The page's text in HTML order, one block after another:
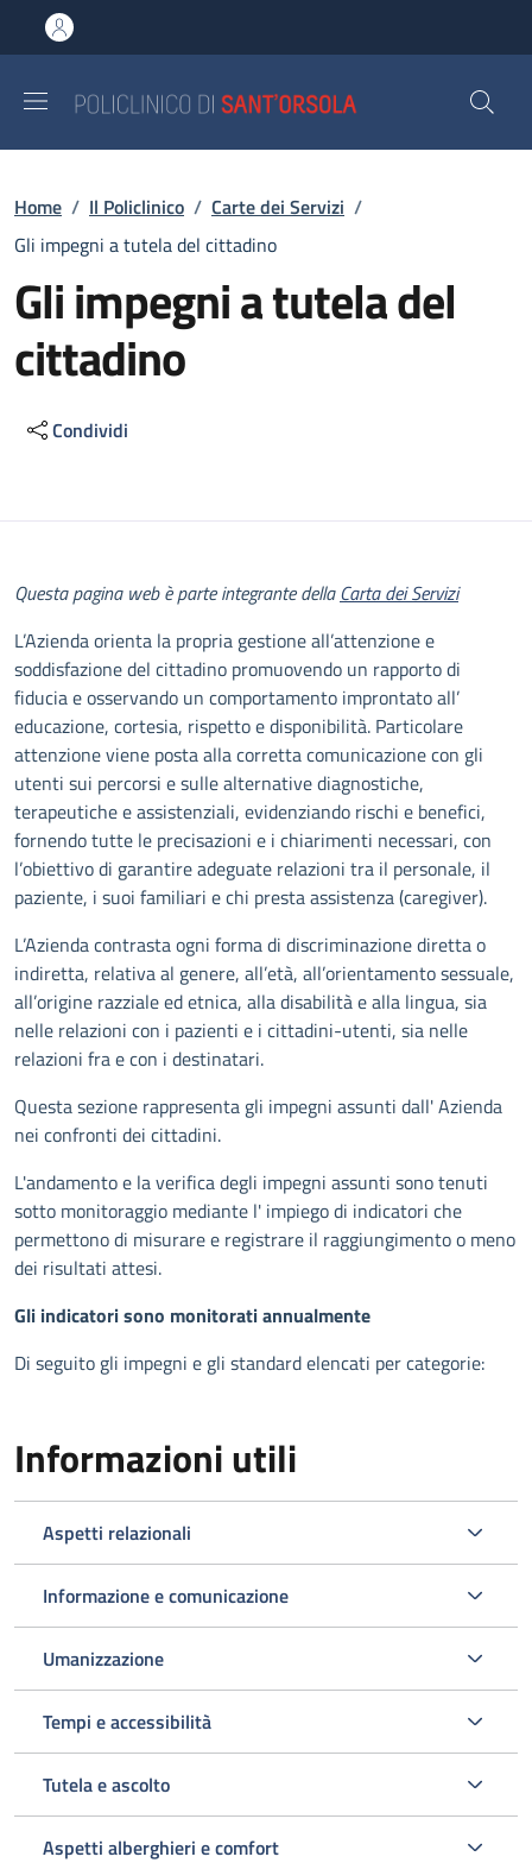
al contenuto principale
to footer content
Briciole di pane
Home / Il Policlinico / Carte dei Servizi /
Gli impegni a tutela del cittadino
Gli impegni a tutela del
cittadino
Condividi
Descrizione
Questa pagina web è parte integrante dellaCarta dei Servizi
L’Azienda orienta la propria gestione all’attenzione e
soddisfazione del cittadino promuovendo un rapporto di
fiducia e osservando un comportamento improntato all’
educazione, cortesia, rispetto e disponibilità. Particolare
attenzione viene posta alla corretta comunicazione con gli
utenti sui percorsi e sulle alternative diagnostiche,
terapeutiche e assistenziali, evidenziando rischi e benefici,
fornendo tutte le precisazioni e i chiarimenti necessari, con
l’obiettivo di garantire adeguate relazioni tra il personale, il
paziente, i suoi familiari e chi presta assistenza (caregiver).
L’Azienda contrasta ogni forma di discriminazione diretta o
indiretta, relativa al genere, all’età, all’orientamento sessuale,
all’origine razziale ed etnica, alla disabilità e alla lingua, sia
nelle relazioni con i pazienti e i cittadini-utenti, sia nelle
relazioni fra e con i destinatari.
Questa sezione rappresenta gli impegni assunti dall' Azienda
nei confronti dei cittadini.
L'andamento e la verifica degli impegni assunti sono tenuti
sotto monitoraggio mediante l' impiego di indicatori che
permettono di misurare e registrare il raggiungimento o meno
dei risultati attesi.
Gli indicatori sono monitorati annualmente
Di seguito gli impegni e gli standard elencati per categorie:
Informazioni utili
Aspetti relazionali
Informazione e comunicazione
Umanizzazione
Tempi e accessibilità
Tutela e ascolto
Aspetti alberghieri e comfort